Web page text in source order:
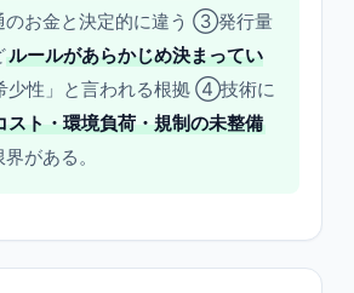
のお金と決定的に違う ③発行量
ルールがあらかじめ決まってい
少性」と言われる根拠 ④技術に
スト・環境負荷・規制の未整備
がある。